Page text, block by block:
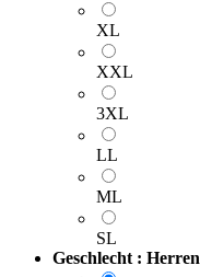
XL
XXL
3XL
LL
ML
SL
Geschlecht : Herren